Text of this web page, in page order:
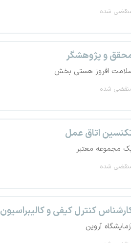
شده
و پژوهشگر
افروز هستی بخش
شده
اتاق عمل
مجموعه معتبر
شده
کنترل کیفی و کالیبراسیون
آروین